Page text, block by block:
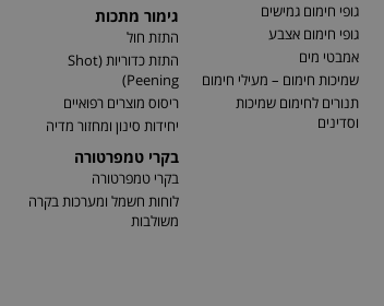
גופי חימום גמישים
גופי חימום אצבע
אמבטי מים
שמיכות חימום – מעילי חימום
תנורים לחימום שמיכות
וסדינים
גימור מתכות
התזת חול
התזת כדוריות (Shot
Peening)
ריסוס מוצרים רפואיים
יחידות סינון ומחזור מדיה
בקרי טמפרטורה
בקרי טמפרטורה
לוחות חשמל ומערכות בקרה
משולבות